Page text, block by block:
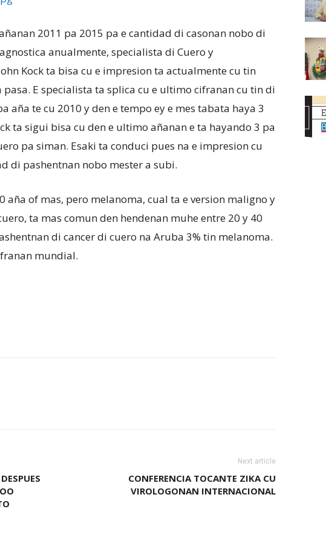
2011 pa 2015 pa e cantidad di casonan nobo di
anualmente, specialista di Cuero y
Kock ta bisa cu e impresion ta actualmente cu tin
pasa. E specialista ta splica cu e ultimo cifranan cu tin di
aña te cu 2010 y den e tempo ey e mes tabata haya 3
ta sigui bisa cu den e ultimo añanan e ta hayando 3 pa
pa siman. Esaki ta conduci pues na e impresion cu
di pashentnan nobo mester a subi.
aña of mas, pero melanoma, cual ta e version maligno y
ta mas comun den hendenan muhe entre 20 y 40
di cancer di cuero na Aruba 3% tin melanoma.
mundial.
Next article
CONFERENCIA TOCANTE ZIKA CU
VIROLOGONAN INTERNACIONAL